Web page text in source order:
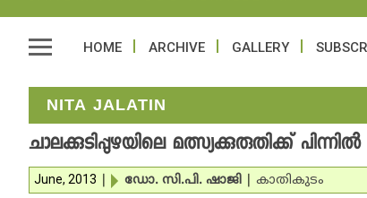
HOME ARCHIVE GALLERY
NITA JALATIN
ചാലക്കുടിപ്പുഴയിലെ മത്സ്യക്കുരുതിക്ക് പിന്നില്‍
June, 2013 ഡോ. സി.പി. ഷാജി കാതികുടം